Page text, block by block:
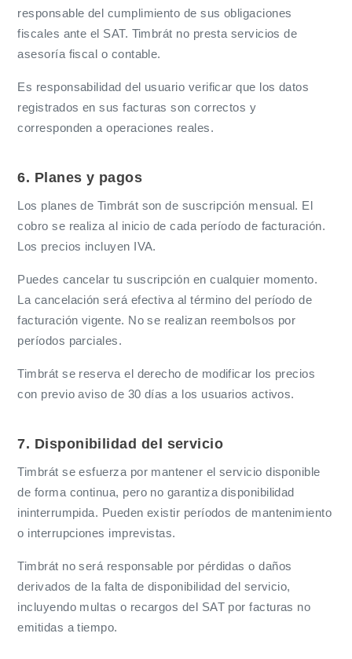
responsable del cumplimiento de sus obligaciones
fiscales ante el SAT. Timbrát no presta servicios de
asesoría fiscal o contable.
Es responsabilidad del usuario verificar que los datos
registrados en sus facturas son correctos y
corresponden a operaciones reales.
6. Planes y pagos
Los planes de Timbrát son de suscripción mensual. El
cobro se realiza al inicio de cada período de facturación.
Los precios incluyen IVA.
Puedes cancelar tu suscripción en cualquier momento.
La cancelación será efectiva al término del período de
facturación vigente. No se realizan reembolsos por
períodos parciales.
Timbrát se reserva el derecho de modificar los precios
con previo aviso de 30 días a los usuarios activos.
7. Disponibilidad del servicio
Timbrát se esfuerza por mantener el servicio disponible
de forma continua, pero no garantiza disponibilidad
ininterrumpida. Pueden existir períodos de mantenimiento
o interrupciones imprevistas.
Timbrát no será responsable por pérdidas o daños
derivados de la falta de disponibilidad del servicio,
incluyendo multas o recargos del SAT por facturas no
emitidas a tiempo.